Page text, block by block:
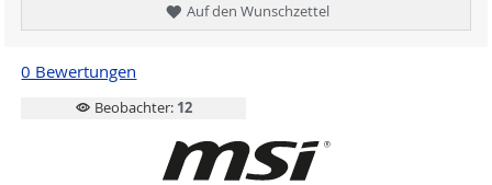
Auf den Wunschzettel
0 Bewertungen
Beobachter: 12